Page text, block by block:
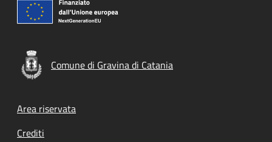
Comune di Gravina di Catania
Footer menu
Area riservata
Crediti